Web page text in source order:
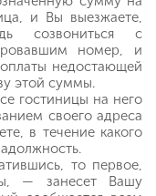
и Вы выезжаете,
созвониться с
номер, и
недостающей
этой суммы.
гостиницы на него
своего адреса
в течение какого
то первое,
— занесет Вашу